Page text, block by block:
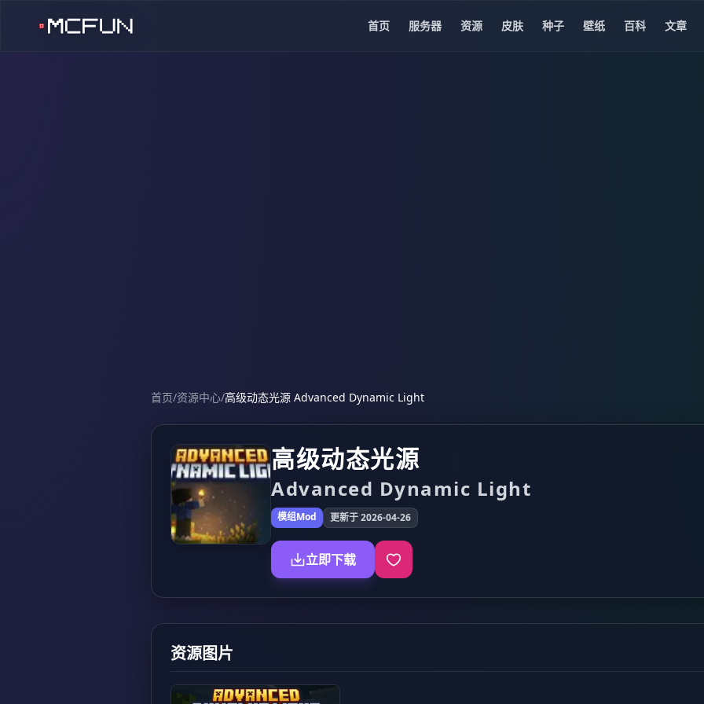
首页 服务器 资源 皮肤 种子 壁纸 百科 文章
首页/资源中心/高级动态光源 Advanced Dynamic Light
高级动态光源
Advanced Dynamic Light
模组Mod 更新于 2026-04-26
立即下载
资源图片